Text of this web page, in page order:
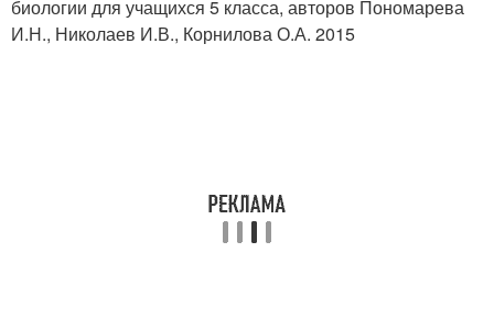
биологии для учащихся 5 класса, авторов Пономарева
И.Н., Николаев И.В., Корнилова О.А. 2015